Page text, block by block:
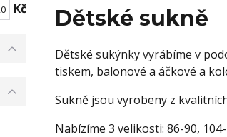
Dětské sukně
Dětské sukýnky vyrábíme v
tiskem, balonové a áčkové a
Sukně jsou vyrobeny z
Nabízíme 3 velikosti: 86-90,
Kč